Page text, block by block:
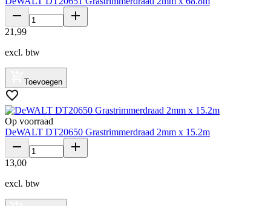
21 ,99
excl. btw
Toevoegen
Op voorraad
DeWALT DT20650 Grastrimmerdraad 2mm x 15.2m
13,00
excl. btw